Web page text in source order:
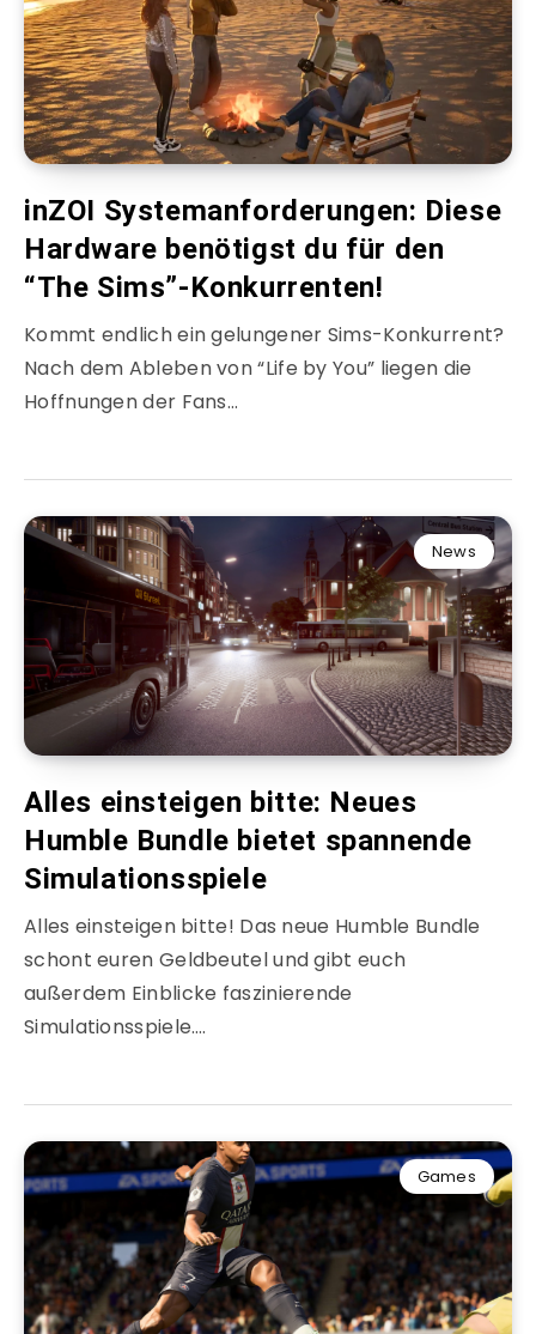
inZOI Systemanforderungen: Diese
Hardware benötigst du für den
“The Sims”-Konkurrenten!
Kommt endlich ein gelungener Sims-Konkurrent?
Nach dem Ableben von “Life by You” liegen die
Hoffnungen der Fans…
News
Alles einsteigen bitte: Neues
Humble Bundle bietet spannende
Simulationsspiele
Alles einsteigen bitte! Das neue Humble Bundle
schont euren Geldbeutel und gibt euch
außerdem Einblicke faszinierende
Simulationsspiele….
Games